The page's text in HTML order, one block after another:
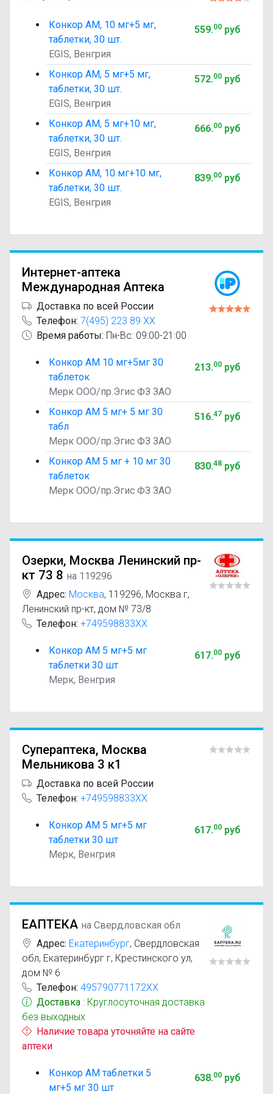
Конкор АМ, 10 мг+5 мг,
таблетки, 30 шт.
EGIS, Венгрия
559.00руб
Конкор АМ, 5 мг+5 мг,
таблетки, 30 шт.
EGIS, Венгрия
572.00руб
Конкор АМ, 5 мг+10 мг,
таблетки, 30 шт.
EGIS, Венгрия
666.00руб
Конкор АМ, 10 мг+10 мг,
таблетки, 30 шт.
EGIS, Венгрия
839.00руб
Интернет-аптека
Международная Аптека
Доставка по всей России
Телефон: 7(495) 223 89 XX
Время работы: Пн-Вс: 09:00-21:00
Конкор АМ 10 мг+5мг 30
таблеток
Мерк ООО/пр.Эгис ФЗ ЗАО
213.00руб
Конкор АМ 5 мг+ 5 мг 30
табл
Мерк ООО/пр.Эгис ФЗ ЗАО
516.47руб
Конкор АМ 5 мг + 10 мг 30
таблеток
Мерк ООО/пр.Эгис ФЗ ЗАО
830.48руб
Озерки, Москва Ленинский пр-
кт 73 8 на 119296
Адрес: Москва, 119296, Москва г,
Ленинский пр-кт, дом № 73/8
Телефон: +749598833XX
Конкор АМ 5 мг+5 мг
таблетки 30 шт
Мерк, Венгрия
617.00руб
Супераптека, Москва
Мельникова 3 к1
Доставка по всей России
Телефон: +749598833XX
Конкор АМ 5 мг+5 мг
таблетки 30 шт
Мерк, Венгрия
617.00руб
ЕАПТЕКА на Свердловская обл
Адрес: Екатеринбург, Свердловская
обл, Екатеринбург г, Крестинского ул,
дом № 6
Телефон: 495790771172XX
Доставка : Круглосуточная доставка
без выходных
Наличие товара уточняйте на сайте
аптеки
Конкор АМ таблетки 5
мг+5 мг 30 шт
638.00руб